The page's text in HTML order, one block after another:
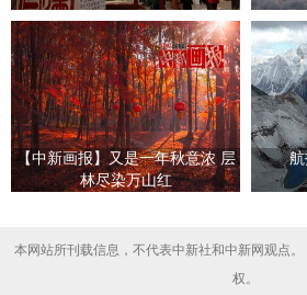
【中新画报】又是一年秋意浓 层
林尽染万山红
航
本网站所刊载信息，不代表中新社和中新网观点
权。